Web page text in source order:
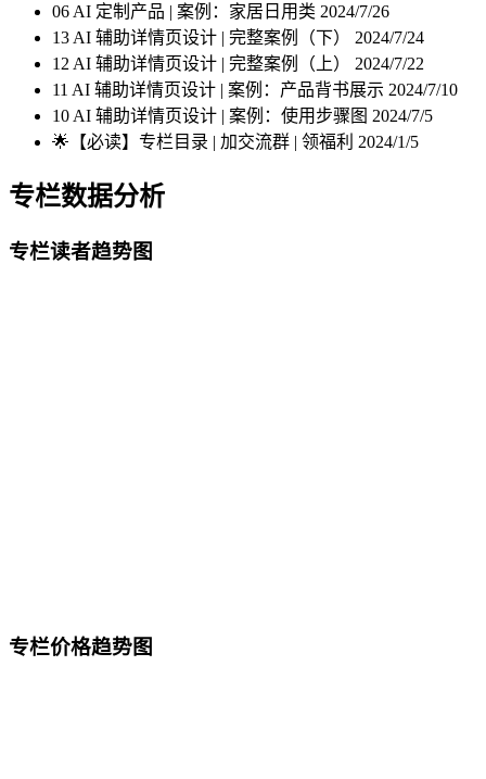
06 AI 定制产品 | 案例：家居日用类 2024/7/26
13 AI 辅助详情页设计 | 完整案例（下） 2024/7/24
12 AI 辅助详情页设计 | 完整案例（上） 2024/7/22
11 AI 辅助详情页设计 | 案例：产品背书展示 2024/7/10
10 AI 辅助详情页设计 | 案例：使用步骤图 2024/7/5
🌟【必读】专栏目录 | 加交流群 | 领福利 2024/1/5
专栏数据分析
专栏读者趋势图
专栏价格趋势图